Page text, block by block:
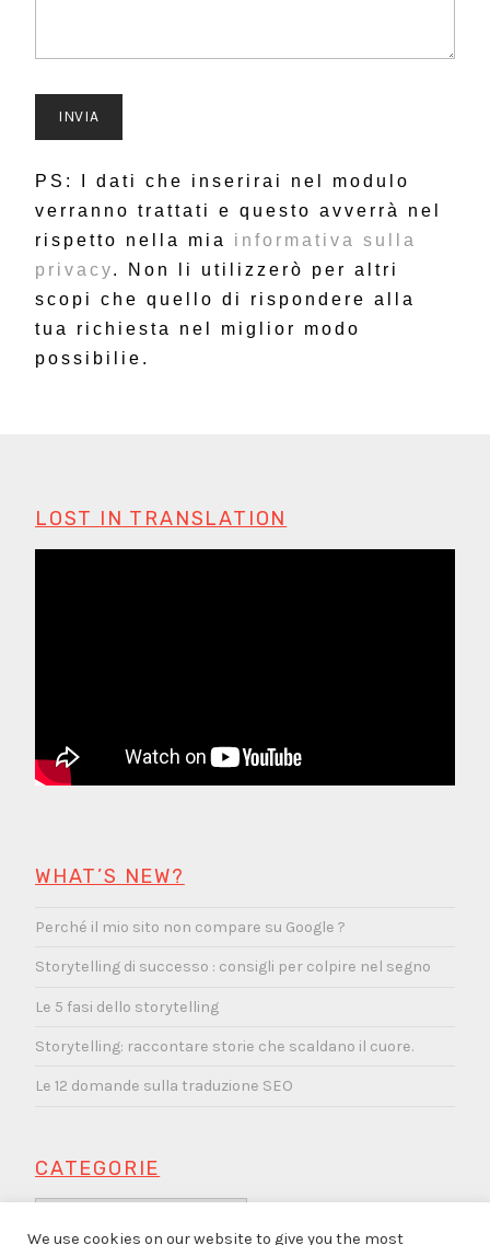
PS: I dati che inserirai nel modulo
verranno trattati e questo avverrà nel
rispetto nella mia informativa sulla
privacy. Non li utilizzerò per altri
scopi che quello di rispondere alla
tua richiesta nel miglior modo
possibilie.
LOST IN TRANSLATION
WHAT’S NEW?
Perché il mio sito non compare su Google ?
Storytelling di successo : consigli per colpire nel segno
Le 5 fasi dello storytelling
Storytelling: raccontare storie che scaldano il cuore.
Le 12 domande sulla traduzione SEO
CATEGORIE
Categorie
We use cookies on our website to give you the most